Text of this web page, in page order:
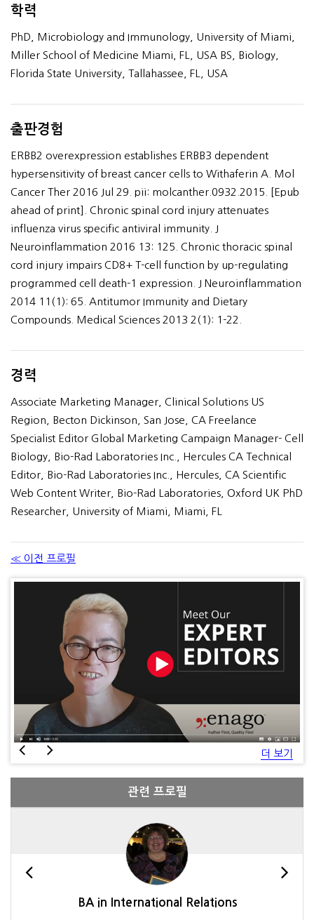
학력
PhD, Microbiology and Immunology, University of Miami,
Miller School of Medicine Miami, FL, USA BS, Biology,
Florida State University, Tallahassee, FL, USA
출판경험
ERBB2 overexpression establishes ERBB3 dependent
hypersensitivity of breast cancer cells to Withaferin A. Mol
Cancer Ther 2016 Jul 29. pii: molcanther.0932.2015. [Epub
ahead of print]. Chronic spinal cord injury attenuates
influenza virus specific antiviral immunity. J
Neuroinflammation 2016 13: 125. Chronic thoracic spinal
cord injury impairs CD8+ T-cell function by up-regulating
programmed cell death-1 expression. J Neuroinflammation
2014 11(1): 65. Antitumor Immunity and Dietary
Compounds. Medical Sciences 2013 2(1): 1-22.
경력
Associate Marketing Manager, Clinical Solutions US
Region, Becton Dickinson, San Jose, CA Freelance
Specialist Editor Global Marketing Campaign Manager- Cell
Biology, Bio-Rad Laboratories Inc., Hercules CA Technical
Editor, Bio-Rad Laboratories Inc., Hercules, CA Scientific
Web Content Writer, Bio-Rad Laboratories, Oxford UK PhD
Researcher, University of Miami, Miami, FL
≪ 이전 프로필
더 보기
관련 프로필
BA in International Relations